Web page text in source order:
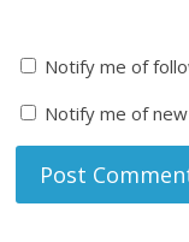
Notify me of
Notify me of